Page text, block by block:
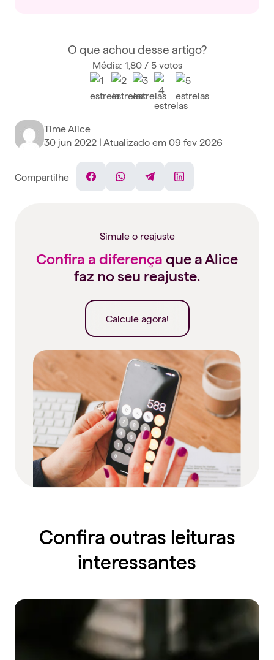
O que achou desse artigo?
Média: 1,80 / 5 votos
Time Alice
30 jun 2022 | Atualizado em 09 fev 2026
Compartilhe
FacebookWhatsAppTelegramLinkedin
Simule o reajuste
Confira a diferença que a Alice
faz no seu reajuste.
Calcule agora!
Confira outras leituras
interessantes